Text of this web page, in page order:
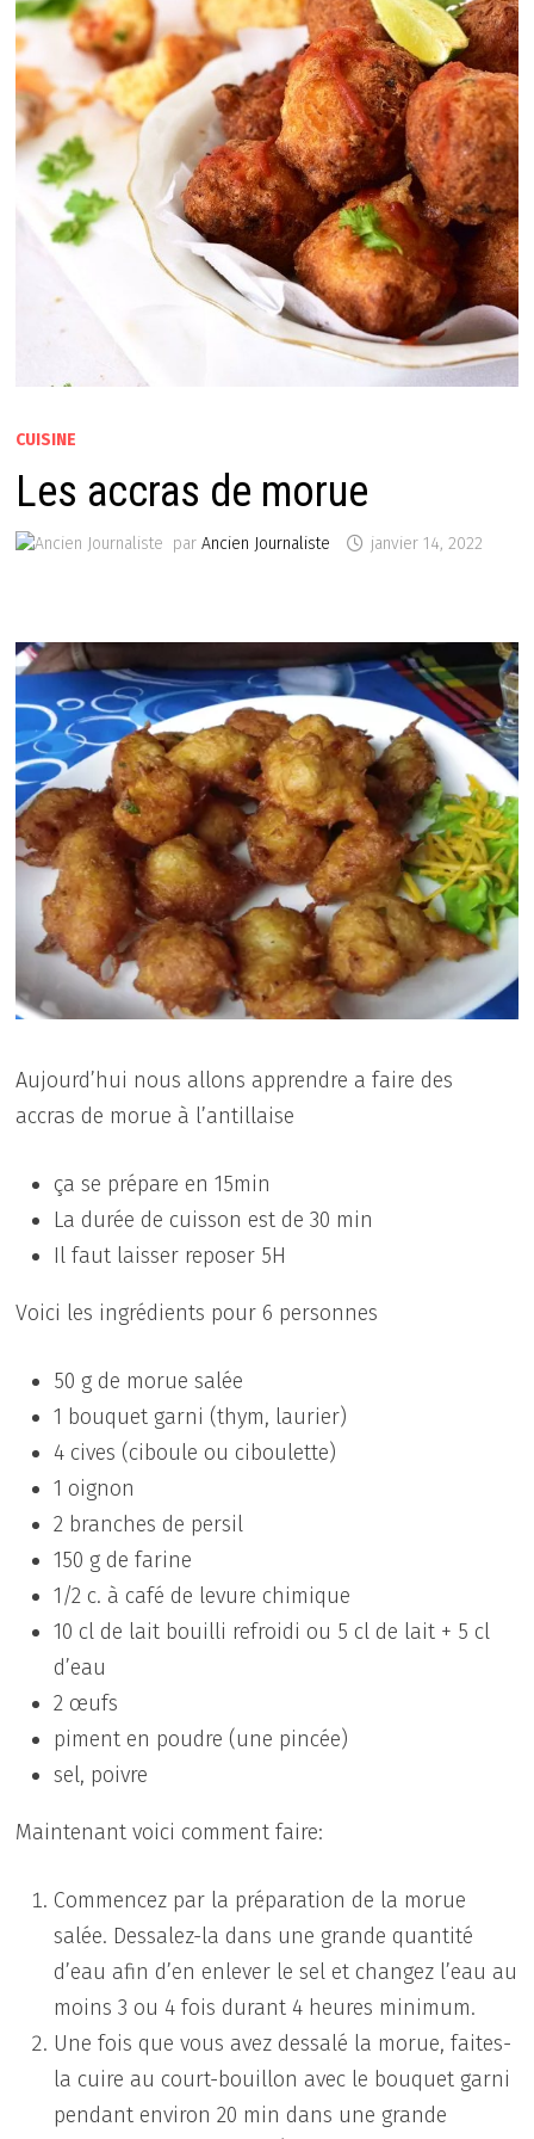
CUISINE
Les accras de morue
parAncien Journaliste janvier 14, 2022
Aujourd’hui nous allons apprendre a faire des
accras de morue à l’antillaise
ça se prépare en 15min
La durée de cuisson est de 30 min
Il faut laisser reposer 5H
Voici les ingrédients pour 6 personnes
50 g de morue salée
1 bouquet garni (thym, laurier)
4 cives (ciboule ou ciboulette)
1 oignon
2 branches de persil
150 g de farine
1/2 c. à café de levure chimique
10 cl de lait bouilli refroidi ou 5 cl de lait + 5 cl
d’eau
2 œufs
piment en poudre (une pincée)
sel, poivre
Maintenant voici comment faire:
Commencez par la préparation de la morue
salée. Dessalez-la dans une grande quantité
d’eau afin d’en enlever le sel et changez l’eau au
moins 3 ou 4 fois durant 4 heures minimum.
Une fois que vous avez dessalé la morue, faites-
la cuire au court-bouillon avec le bouquet garni
pendant environ 20 min dans une grande